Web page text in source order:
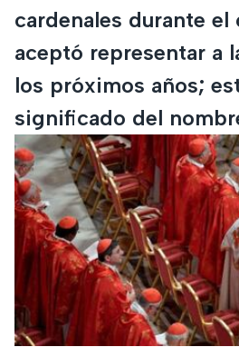
cardenales durante el
aceptó representar a
los próximos años;
significado del